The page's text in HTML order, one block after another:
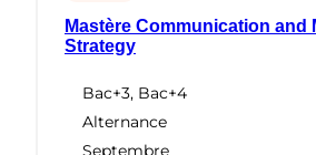
Mastère Communication and
Strategy
Bac+3, Bac+4
Alternance
Septembre